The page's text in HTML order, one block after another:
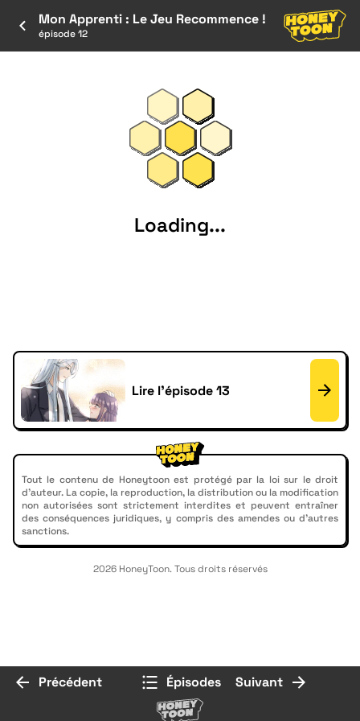
Mon Apprenti : Le Jeu Recommence !
épisode 12
Loading...
Lire l'épisode 13
Tout le contenu de Honeytoon est protégé par la loi sur le droit
d'auteur. La copie, la reproduction, la distribution ou la modification
non autorisées sont strictement interdites et peuvent entraîner
des conséquences juridiques, y compris des amendes ou d'autres
sanctions.
2026 HoneyToon. Tous droits réservés
Précédent Épisodes Suivant